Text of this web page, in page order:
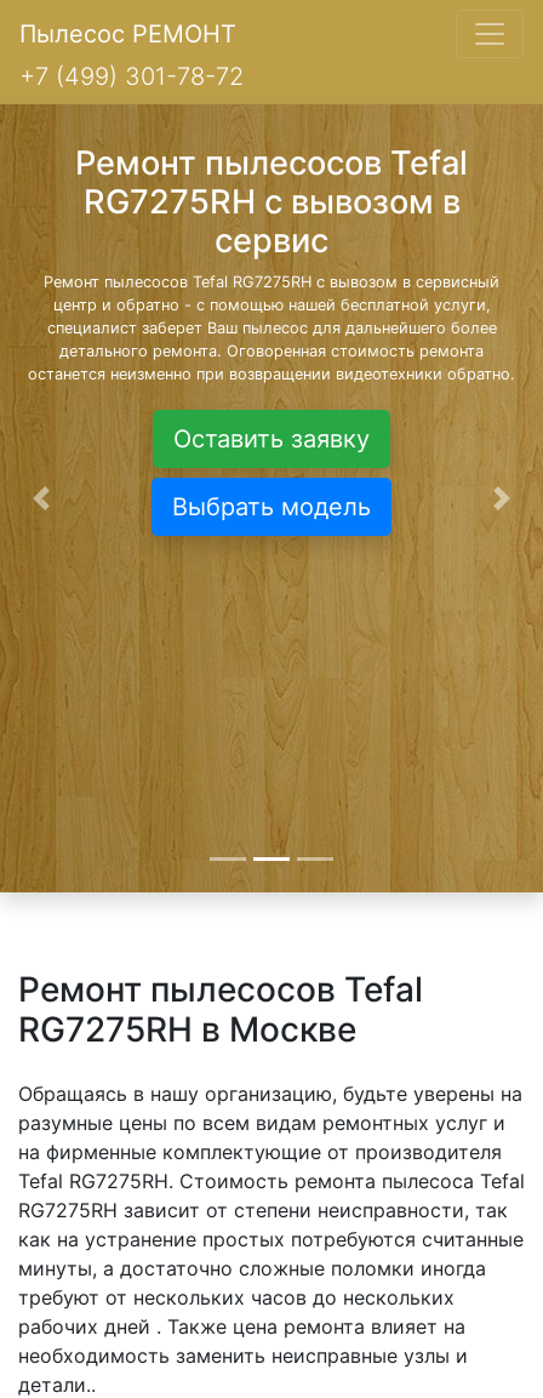
Пылесос РЕМОНТ
+7 (499) 301-78-72
Ремонт пылесосов Tefal
RG7275RH с вывозом в
сервис
Ремонт пылесосов Tefal RG7275RH с вывозом в сервисный
центр и обратно - с помощью нашей бесплатной услуги,
специалист заберет Ваш пылесос для дальнейшего более
детального ремонта. Оговоренная стоимость ремонта
останется неизменно при возвращении видеотехники обратно.
Оставить заявку
Выбрать модель
Предыдущая
Ремонт пылесосов Tefal
RG7275RH в Москве
Обращаясь в нашу организацию, будьте уверены на
разумные цены по всем видам ремонтных услуг и
на фирменные комплектующие от производителя
Tefal RG7275RH. Стоимость ремонта пылесоса Tefal
RG7275RH зависит от степени неисправности, так
как на устранение простых потребуются считанные
минуты, а достаточно сложные поломки иногда
требуют от нескольких часов до нескольких
рабочих дней . Также цена ремонта влияет на
необходимость заменить неисправные узлы и
детали..